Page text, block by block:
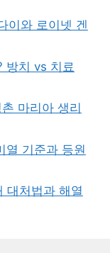
이와 로이넷 겐
방치 vs 치료
마리아 생리
열 기준과 등원
대처법과 해열